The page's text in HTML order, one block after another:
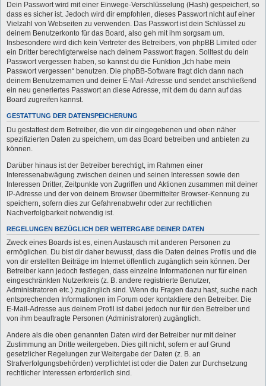
Dein Passwort wird mit einer Einwege-Verschlüsselung (Hash) gespeichert, so
dass es sicher ist. Jedoch wird dir empfohlen, dieses Passwort nicht auf einer
Vielzahl von Webseiten zu verwenden. Das Passwort ist dein Schlüssel zu
deinem Benutzerkonto für das Board, also geh mit ihm sorgsam um.
Insbesondere wird dich kein Vertreter des Betreibers, von phpBB Limited oder
ein Dritter berechtigterweise nach deinem Passwort fragen. Solltest du dein
Passwort vergessen haben, so kannst du die Funktion „Ich habe mein
Passwort vergessen“ benutzen. Die phpBB-Software fragt dich dann nach
deinem Benutzernamen und deiner E-Mail-Adresse und sendet anschließend
ein neu generiertes Passwort an diese Adresse, mit dem du dann auf das
Board zugreifen kannst.
GESTATTUNG DER DATENSPEICHERUNG
Du gestattest dem Betreiber, die von dir eingegebenen und oben näher
spezifizierten Daten zu speichern, um das Board betreiben und anbieten zu
können.
Darüber hinaus ist der Betreiber berechtigt, im Rahmen einer
Interessenabwägung zwischen deinen und seinen Interessen sowie den
Interessen Dritter, Zeitpunkte von Zugriffen und Aktionen zusammen mit deiner
IP-Adresse und der von deinem Browser übermittelter Browser-Kennung zu
speichern, sofern dies zur Gefahrenabwehr oder zur rechtlichen
Nachverfolgbarkeit notwendig ist.
REGELUNGEN BEZÜGLICH DER WEITERGABE DEINER DATEN
Zweck eines Boards ist es, einen Austausch mit anderen Personen zu
ermöglichen. Du bist dir daher bewusst, dass die Daten deines Profils und die
von dir erstellten Beiträge im Internet öffentlich zugänglich sein können. Der
Betreiber kann jedoch festlegen, dass einzelne Informationen nur für einen
eingeschränkten Nutzerkreis (z. B. andere registrierte Benutzer,
Administratoren etc.) zugänglich sind. Wenn du Fragen dazu hast, suche nach
entsprechenden Informationen im Forum oder kontaktiere den Betreiber. Die
E-Mail-Adresse aus deinem Profil ist dabei jedoch nur für den Betreiber und
von ihm beauftragte Personen (Administratoren) zugänglich.
Andere als die oben genannten Daten wird der Betreiber nur mit deiner
Zustimmung an Dritte weitergeben. Dies gilt nicht, sofern er auf Grund
gesetzlicher Regelungen zur Weitergabe der Daten (z. B. an
Strafverfolgungsbehörden) verpflichtet ist oder die Daten zur Durchsetzung
rechtlicher Interessen erforderlich sind.